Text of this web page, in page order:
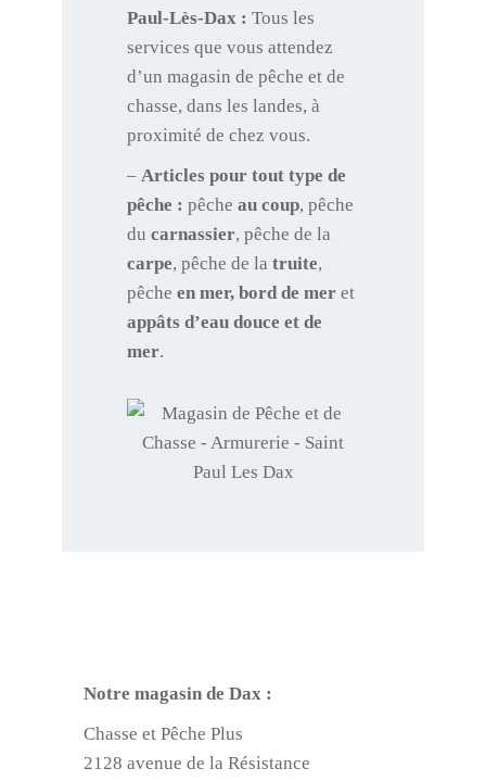
Paul-Lès-Dax : Tous les
services que vous attendez
d’un magasin de pêche et de
chasse, dans les landes, à
proximité de chez vous.
– Articles pour tout type de
pêche : pêche au coup, pêche
du carnassier, pêche de la
carpe, pêche de la truite,
pêche en mer, bord de mer et
appâts d’eau douce et de
mer.
Notre magasin de Dax :
Chasse et Pêche Plus
2128 avenue de la Résistance